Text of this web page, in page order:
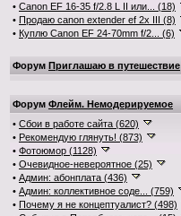
• Canon EF 16-35 f/2.8 L II или... (18)
• Продаю canon extender ef 2x III (8)
• Куплю Canon EF 24-70mm f/2... (6)
Форум Приглашаю в путешествие
Форум Флейм. Немодерируемое
• Сбои в работе сайта (620)
• Рекомендую глянуть! (873)
• Фотоюмор (1128)
• Очевидное-невероятное (25)
• Админ: абонплата (436)
• Админ: коллективное соде... (759)
• Почему я не концептуалист? (498)